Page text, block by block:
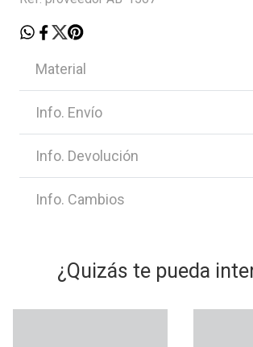
Material
Info. Envío
Info. Devolución
Info. Cambios
¿Quizás te pueda